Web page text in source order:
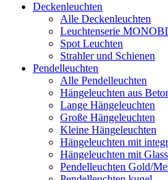
Deckenleuchten
Alle Deckenleuchten
Leuchtenserie
Spot Leuchten
Strahler und Schienen
Pendelleuchten
Alle Pendelleuchten
Hängeleuchten aus
Lange Hängeleuchten
Große Hängeleuchten
Kleine Hängeleuchten
Hängeleuchten mit
Hängeleuchten mit
Pendelleuchten Gold/